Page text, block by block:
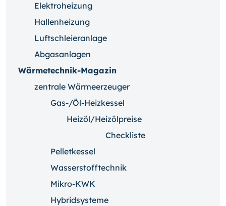
Elektroheizung
Hallenheizung
Luftschleieranlage
Abgasanlagen
Wärmetechnik-Magazin
zentrale Wärmeerzeuger
Gas-/Öl-Heizkessel
Heizöl/Heizölpreise
Checkliste
Pelletkessel
Wasserstofftechnik
Mikro-KWK
Hybridsysteme